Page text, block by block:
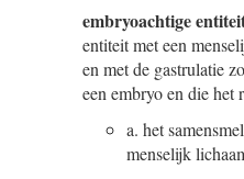
embryoachtige
entiteit met een
en met de gastrulatie
een embryo en die het
a. het
menselijk